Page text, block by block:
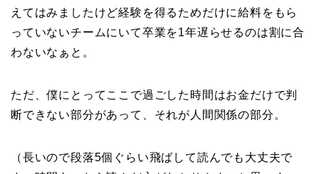
えてはみましたけど経験を得るためだけに給料をもら
っていないチームにいて卒業を1年遅らせるのは割に合
わないなぁと。
ただ、僕にとってここで過ごした時間はお金だけで判
断できない部分があって、それが人間関係の部分。
（長いので段落5個ぐらい飛ばして読んでも大丈夫で